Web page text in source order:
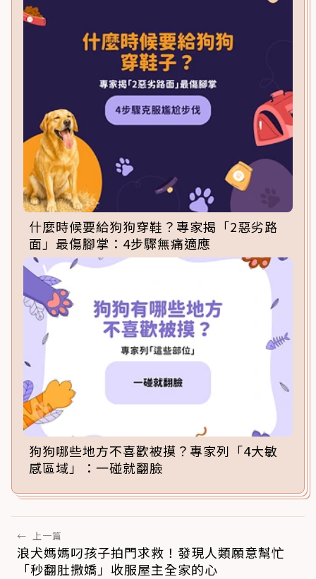
什麼時候要給狗狗穿鞋？專家揭「2惡劣路
面」最傷腳掌：4步驟無痛適應
狗狗哪些地方不喜歡被摸？專家列「4大敏
感區域」：一碰就翻臉
← 上一篇
浪犬媽媽叼孩子拍門求救！發現人類願意幫忙
「秒翻肚撒嬌」收服屋主全家的心